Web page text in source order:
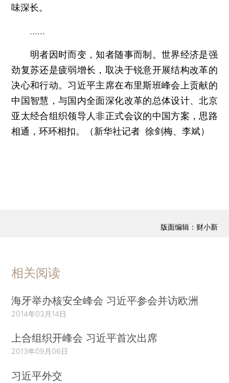
味深长。
……
明者因时而变，知者随事而制。世界经济是强
劲复苏还是疲弱增长，取决于锐意开展结构改革的
决心和行动。习近平主席在布里斯班峰会上贡献的
中国智慧，与国内全面深化改革的总体设计、北京
亚太经合组织领导人非正式会议的中国方案，思路
相通，环环相扣。（新华社记者 徐剑梅、李斌）
版面编辑：财小新
相关阅读
海牙举办核安全峰会 习近平参会并访欧洲
2014年03月14日
上合组织开峰会 习近平首次出席
2013年09月06日
习近平外交